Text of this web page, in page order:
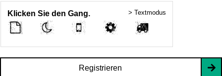
Klicken Sie den Gang. > Textmodus
Registrieren